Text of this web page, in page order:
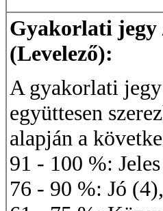
Gyakorlati jegy
(Levelező):
A gyakorlati
együttesen
alapján a
91 - 100 %:
76 - 90 %: Jó (4),